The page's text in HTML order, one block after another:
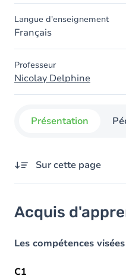
Langue d'enseignement
Français
Professeur
Nicolay Delphine
Présentation
Sur cette page
Objectifs
Contenu
Acquis
Les compétences
C1